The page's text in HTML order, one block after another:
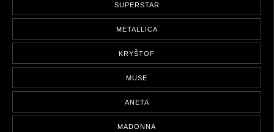
SUPERSTAR
METALLICA
KRYŠTOF
MUSE
ANETA
MADONNA